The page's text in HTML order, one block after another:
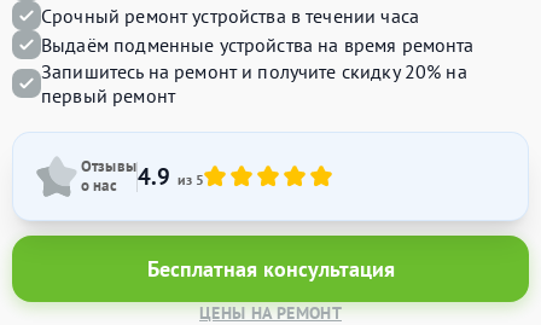
Срочный ремонт устройства в течении часа
Выдаём подменные устройства на время ремонта
Запишитесь на ремонт и получите скидку 20% на
первый ремонт
Отзывы
о нас
4.9 из 5
Бесплатная консультация
ЦЕНЫ НА РЕМОНТ